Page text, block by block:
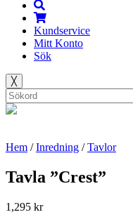
Kundservice
Mitt Konto
Sök
╳
Hem /Inredning /Tavlor
Tavla ”Crest”
1,295 kr